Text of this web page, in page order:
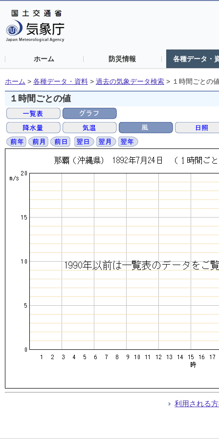
ホーム 防災情報 各種データ・
ホーム > 各種データ・資料 > 過去の気象データ検索 > １時間ごとの
１時間ごとの値
利用される